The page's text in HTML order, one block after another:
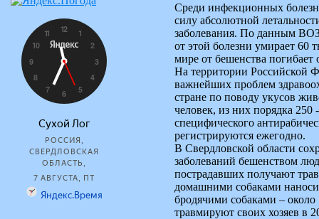
Среди инфекционных
силу абсолютной
заболевания. По данным
от этой болезни умирает 60
мире от бешенства
На территории Российской
важнейших проблем
стране по поводу укусов
человек, из них порядка
специфического
регистрируются ежегодно.
В Свердловской области
заболеваний бешенством
пострадавших получают
домашними собаками
бродячими собаками –
травмируют своих хозяев в